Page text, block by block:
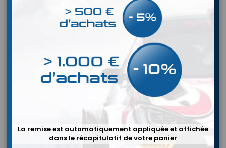
Filtre a Air Green Boite a Air Saxo
64,00 € Bruttopreis
In den Warenkorb
Auf Lager ! (Menge : 1)
La remise est automatiquement appliquée et affichée
dans le récapitulatif de votre panier